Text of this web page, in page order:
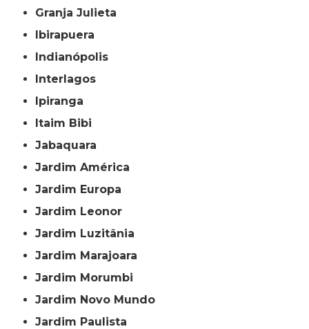
Granja Julieta
Ibirapuera
Indianópolis
Interlagos
Ipiranga
Itaim Bibi
Jabaquara
Jardim América
Jardim Europa
Jardim Leonor
Jardim Luzitânia
Jardim Marajoara
Jardim Morumbi
Jardim Novo Mundo
Jardim Paulista